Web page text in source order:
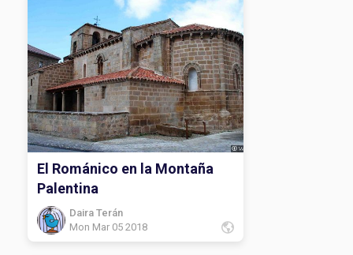
El Románico en la Montaña
Palentina
Daira Terán
Mon Mar 05 2018